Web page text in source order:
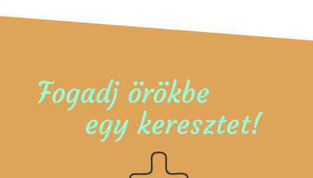
Fogadj örökbe
egy keresztet!